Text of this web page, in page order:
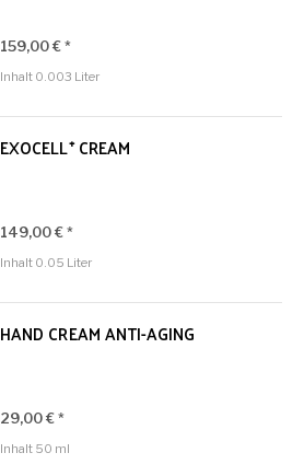
159,00 € *
Inhalt 0.003 Liter
EXOCELL⁺ CREAM
149,00 € *
Inhalt 0.05 Liter
HAND CREAM ANTI-AGING
29,00 € *
Inhalt 50 ml